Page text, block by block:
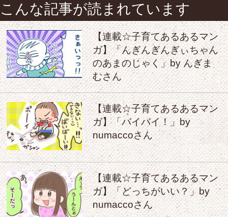
こんな記事が読まれています
【連載☆子育てあるあるマン
ガ】「んぎんぎんぎぃちゃん
のあまのじゃく」by んぎま
むさん
【連載☆子育てあるあるマン
ガ】「バイバイ！」by
numaccoさん
【連載☆子育てあるあるマン
ガ】「どっちがいい？」by
numaccoさん